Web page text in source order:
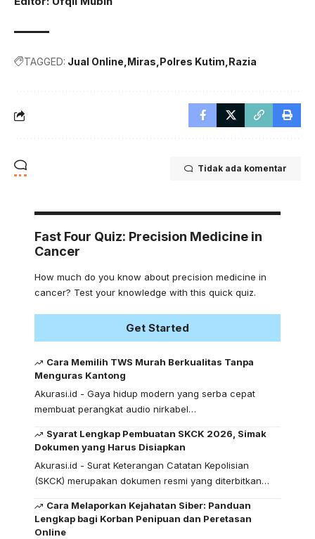
TAGGED: Jual Online Miras Polres Kutim Razia
Tidak ada komentar
Fast Four Quiz: Precision Medicine in
Cancer
How much do you know about precision medicine in
cancer? Test your knowledge with this quick quiz.
Get Started
Cara Memilih TWS Murah Berkualitas Tanpa
Menguras Kantong
Akurasi.id - Gaya hidup modern yang serba cepat
membuat perangkat audio nirkabel…
Syarat Lengkap Pembuatan SKCK 2026, Simak
Dokumen yang Harus Disiapkan
Akurasi.id - Surat Keterangan Catatan Kepolisian
(SKCK) merupakan dokumen resmi yang diterbitkan…
Cara Melaporkan Kejahatan Siber: Panduan
Lengkap bagi Korban Penipuan dan Peretasan
Online